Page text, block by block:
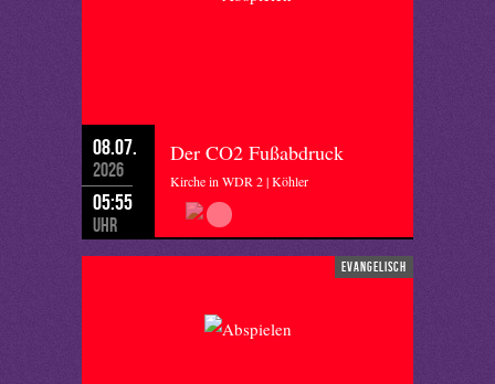
08.07.
2026
05:55
Uhr
Der CO2 Fußabdruck
Kirche in WDR 2 | Köhler
evangelisch